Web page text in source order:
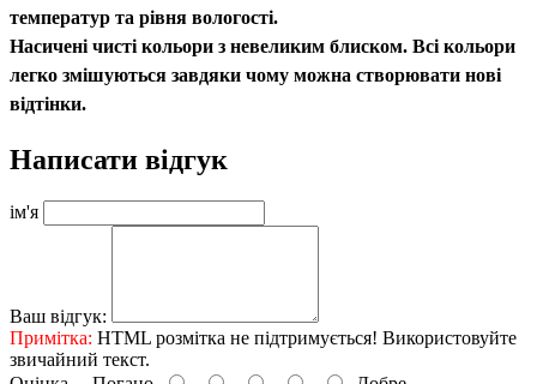
температур та рівня вологості.
Насичені чисті кольори з невеликим блиском. Всі кольори
легко змішуються завдяки чому можна створювати нові
відтінки.
Написати відгук
ім'я
Ваш відгук:
Примітка: HTML розмітка не підтримується! Використовуйте
звичайний текст.